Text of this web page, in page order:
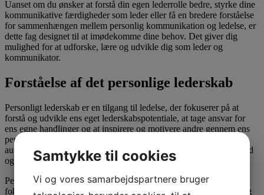
Uanset om du ønsker at forstå din egen lederrolle bedre, styrke dine
kommunikative færdigheder som leder eller få en bredere forståelse
for sammenhængen mellem personlig kommunikation og ledelse, er
dette fag designet til at imødekomme dine behov. Det giver dig
mulighed for at udforske, lære og udvikle dig som leder og
kommunikator.
Forståelse af det personlige lederskab
Personligt lederskab er en tilgang til ledelse, der fokuserer på at
forstå og udvikle ens eget lederskabspotentiale, at tage ansvar for
ens egne handlinger og at inspirere og motivere andre gennem ens
personlige integritet og værdier. Det er vigtigt, fordi det skaber
autentiske, inspirerende ledere og fremmer en kultur præget af tillid
og engagement.
Personligt lederskab adskiller sig fra traditionelt lederskab, hvor
fokus ofte er på at administrere og kontrollere andre. I modsætning
Samtykke til cookies
Vi og vores samarbejdspartnere bruger